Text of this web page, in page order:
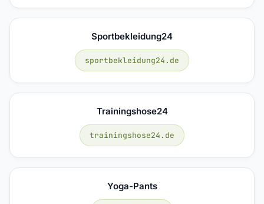
Sportbekleidung24
sportbekleidung24.de
Trainingshose24
trainingshose24.de
Yoga-Pants